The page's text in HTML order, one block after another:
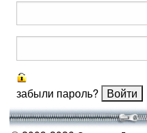
забыли пароль?